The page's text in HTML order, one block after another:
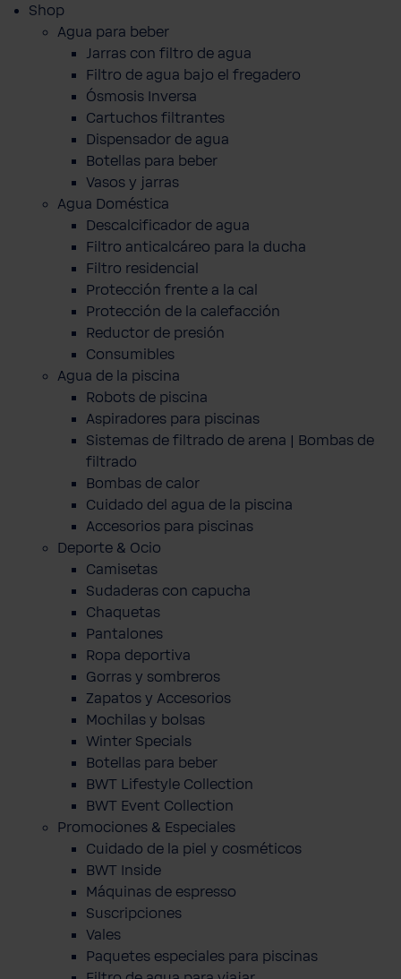
Shop
Agua para beber
Jarras con filtro de agua
Filtro de agua bajo el fregadero
Ósmosis Inversa
Cartuchos filtrantes
Dispensador de agua
Botellas para beber
Vasos y jarras
Agua Doméstica
Descalcificador de agua
Filtro anticalcáreo para la ducha
Filtro residencial
Protección frente a la cal
Protección de la calefacción
Reductor de presión
Consumibles
Agua de la piscina
Robots de piscina
Aspiradores para piscinas
Sistemas de filtrado de arena | Bombas de
filtrado
Bombas de calor
Cuidado del agua de la piscina
Accesorios para piscinas
Deporte & Ocio
Camisetas
Sudaderas con capucha
Chaquetas
Pantalones
Ropa deportiva
Gorras y sombreros
Zapatos y Accesorios
Mochilas y bolsas
Winter Specials
Botellas para beber
BWT Lifestyle Collection
BWT Event Collection
Promociones & Especiales
Cuidado de la piel y cosméticos
BWT Inside
Máquinas de espresso
Suscripciones
Vales
Paquetes especiales para piscinas